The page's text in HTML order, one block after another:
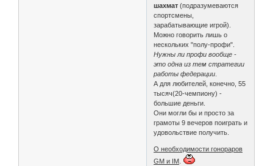
шахмат (подразумеваются
спортсмены,
зарабатывающие игрой).
Можно говорить лишь о
нескольких "полу-профи".
Нужны ли профи вообще -
это одна из тем стратегии
работы федерации
А для любителей, конечно, 55
тысяч(20-чемпиону) -
большие деньги.
Они могли бы и просто за
грамоты 9 вечеров поиграть и
удовольствие получить.
О необходимости гонораров
GM и IM